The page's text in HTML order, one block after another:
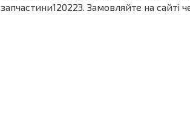
запчастини120223. Замовляйте на